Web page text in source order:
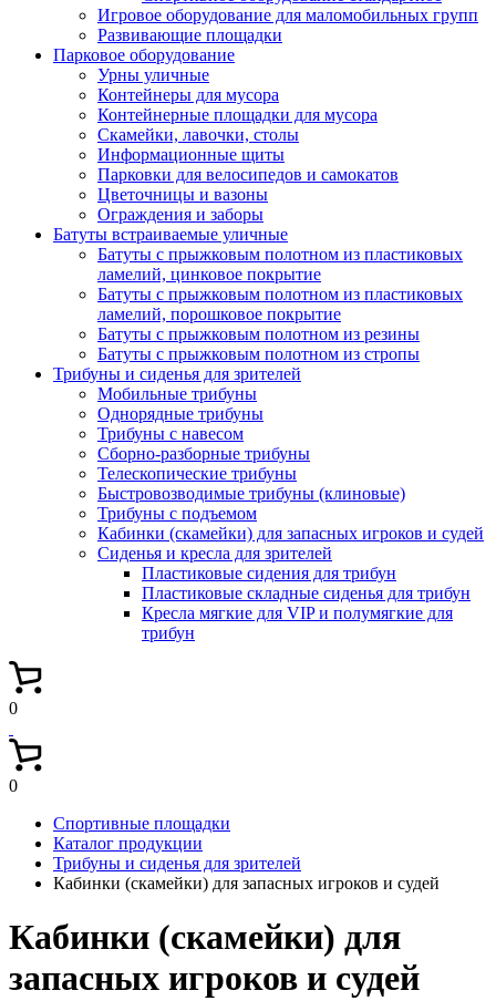
Игровое оборудование для маломобильных групп
Развивающие площадки
Парковое оборудование
Урны уличные
Контейнеры для мусора
Контейнерные площадки для мусора
Скамейки, лавочки, столы
Информационные щиты
Парковки для велосипедов и самокатов
Цветочницы и вазоны
Ограждения и заборы
Батуты встраиваемые уличные
Батуты с прыжковым полотном из пластиковых
ламелий, цинковое покрытие
Батуты с прыжковым полотном из пластиковых
ламелий, порошковое покрытие
Батуты с прыжковым полотном из резины
Батуты с прыжковым полотном из стропы
Трибуны и сиденья для зрителей
Мобильные трибуны
Однорядные трибуны
Трибуны с навесом
Сборно-разборные трибуны
Телескопические трибуны
Быстровозводимые трибуны (клиновые)
Трибуны с подъемом
Кабинки (скамейки) для запасных игроков и судей
Сиденья и кресла для зрителей
Пластиковые сидения для трибун
Пластиковые складные сиденья для трибун
Кресла мягкие для VIP и полумягкие для
трибун
0
0
Спортивные площадки
Каталог продукции
Трибуны и сиденья для зрителей
Кабинки (скамейки) для запасных игроков и судей
Кабинки (скамейки) для
запасных игроков и судей